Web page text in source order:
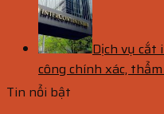
Dịch vụ cắt
công chính xác,
Tin nổi bật